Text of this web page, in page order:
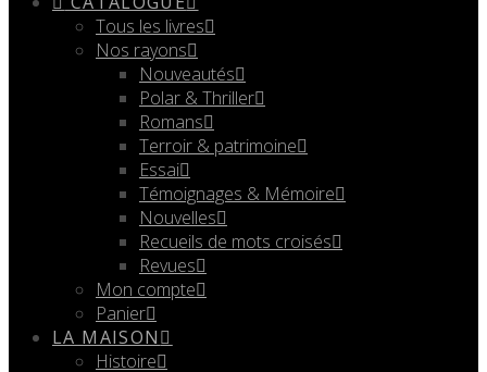
Tous les livres
Nos rayons
Nouveautés
Polar & Thriller
Romans
Terroir & patrimoine
Essai
Témoignages & Mémoire
Nouvelles
Recueils de mots croisés
Revues
Mon compte
Panier
LA MAISON
Histoire